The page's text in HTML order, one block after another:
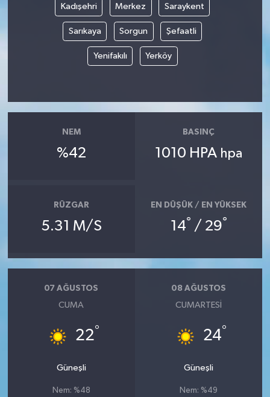
Kadışehri Merkez Saraykent
Sarıkaya Sorgun Şefaatli
Yenifakılı Yerköy
NEM
%42
BASINÇ
1010 HPA hpa
RÜZGAR
5.31 M/S
EN DÜŞÜK / EN YÜKSEK
14° / 29°
07 AĞUSTOS
CUMA
22°
Güneşli
Nem: %48
08 AĞUSTOS
CUMARTESI
24°
Güneşli
Nem: %49
YUNUSEMRE
MANİSA'YI KEŞFET
TÜRKİYE'DE TREND HABERLER